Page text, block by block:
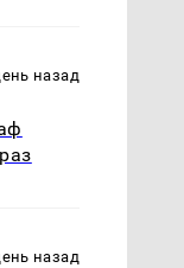
назад
назад